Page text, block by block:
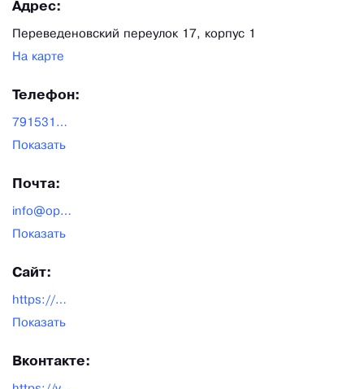
Адрес:
Переведеновский переулок 17, корпус 1
На карте
Телефон:
79153148800
Показать
Почта:
info@optika-moskva.ru
Показать
Сайт:
https://optika-moskva.ru/
Показать
Вконтакте: